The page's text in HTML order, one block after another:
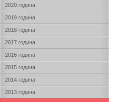
2020 година
2019 година
2018 година
2017 година
2016 година
2015 година
2014 година
2013 година